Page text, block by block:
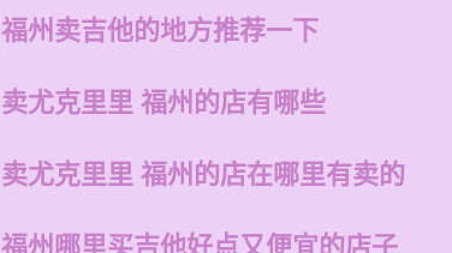
福州卖吉他的地方推荐一下
卖尤克里里 福州的店有哪些
卖尤克里里 福州的店在哪里有卖的
福州哪里买吉他好点又便宜的店子